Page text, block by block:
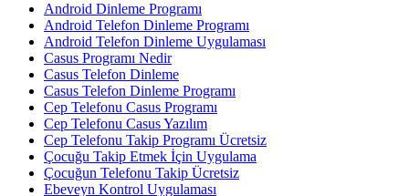
Android Dinleme Programı
Android Telefon Dinleme Programı
Android Telefon Dinleme Uygulaması
Casus Programı Nedir
Casus Telefon Dinleme
Casus Telefon Dinleme Programı
Cep Telefonu Casus Programı
Cep Telefonu Casus Yazılım
Cep Telefonu Takip Programı Ücretsiz
Çocuğu Takip Etmek İçin Uygulama
Çocuğun Telefonu Takip Ücretsiz
Ebeveyn Kontrol Uygulaması